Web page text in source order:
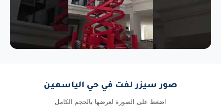
صور سيزر لفت في حي الياسمين
اضغط على الصورة لعرضها بالحجم الكامل